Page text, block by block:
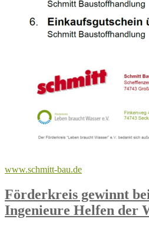
www.schmitt-bau.de
Förderkreis gewinnt
Ingenieure Helfen der